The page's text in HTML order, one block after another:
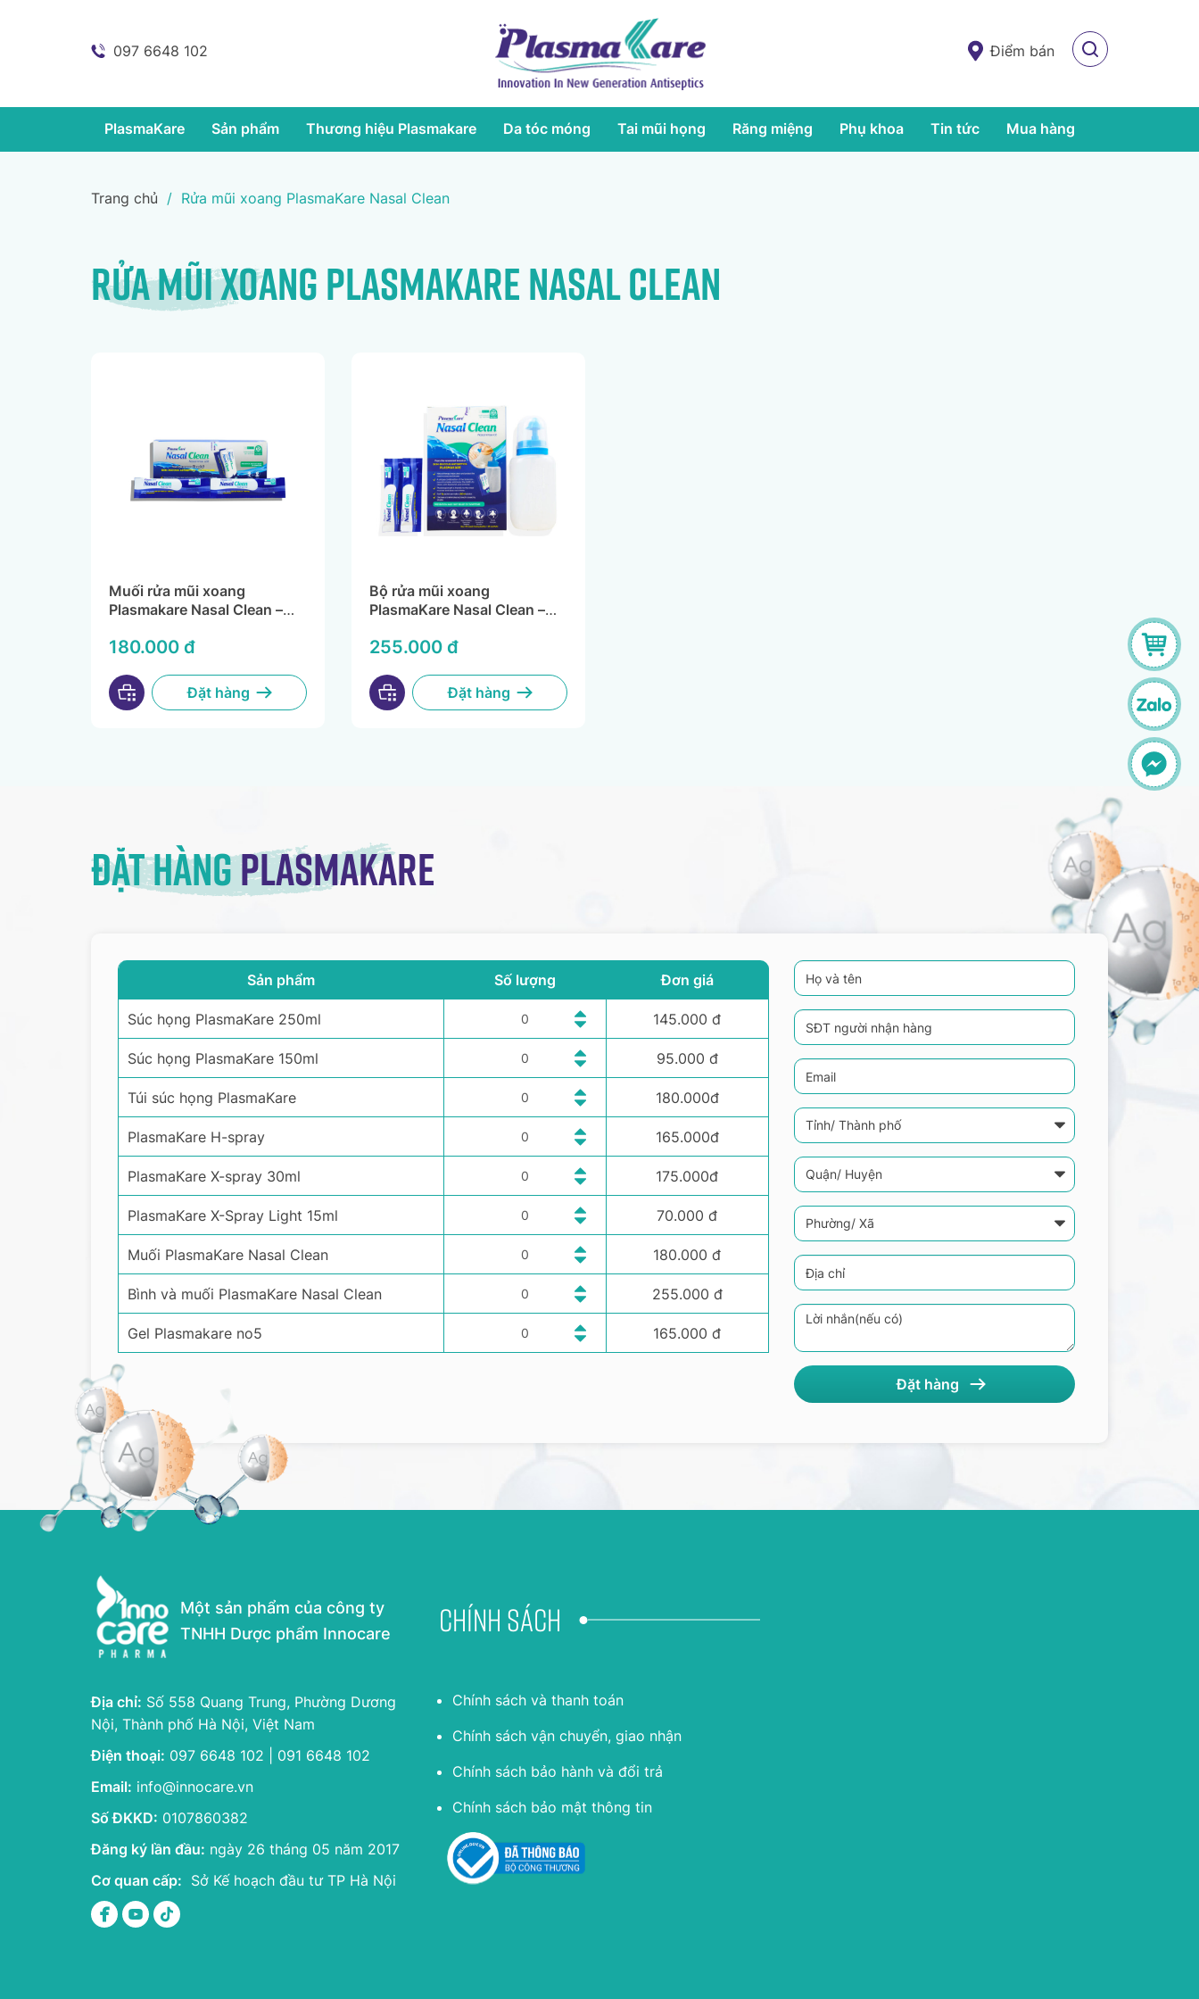
097 6648 102 Điểm bán
PlasmaKare Sản phẩm Thương hiệu Plasmakare Da tóc móng Tai mũi họng Răng miệng Phụ khoa Tin tức Mua hàng
Trang chủ / Rửa mũi xoang PlasmaKare Nasal Clean
Rửa mũi xoang PlasmaKare Nasal Clean
Muối rửa mũi xoang
Plasmakare Nasal Clean –
180.000 đ
Đặt hàng
Bộ rửa mũi xoang
PlasmaKare Nasal Clean –
làm sạch hiệu quả, an toàn
255.000 đ
Đặt hàng
Đặt hàngPlasmakare
Sản phẩm
Súc họng PlasmaKare 250ml
Súc họng PlasmaKare 150ml
Túi súc họng PlasmaKare
PlasmaKare H-spray
PlasmaKare X-spray 30ml
PlasmaKare X-Spray Light 15ml
Muối PlasmaKare Nasal Clean
Bình và muối PlasmaKare Nasal Clean
Gel Plasmakare no5
Số lượng Đơn giá
145.000 đ
95.000 đ
180.000đ
165.000đ
175.000đ
70.000 đ
180.000 đ
255.000 đ
165.000 đ
Một sản phẩm của công ty
TNHH Dược phẩm Innocare
Địa chỉ: Số 558 Quang Trung, Phường Dương
Nội, Thành phố Hà Nội, Việt Nam
Điện thoại: 097 6648 102 | 091 6648 102
Email: info@innocare.vn
Số ĐKKD: 0107860382
Đăng ký lần đầu: ngày 26 tháng 05 năm 2017
Cơ quan cấp: Sở Kế hoạch đầu tư TP Hà Nội
Chính sách
Chính sách và thanh toán
Chính sách vận chuyển, giao nhận
Chính sách bảo hành và đổi trả
Chính sách bảo mật thông tin